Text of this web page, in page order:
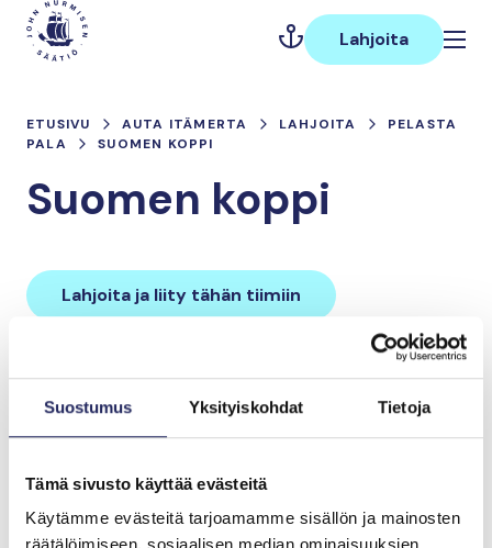
Suostumus Yksityiskohdat Tietoja
Tämä sivusto käyttää evästeitä
Käytämme evästeitä tarjoamamme sisällön ja mainosten
Hyppää
sisältöön
Päävalikko
Lahjoita
ETUSIVU AUTA ITÄMERTA LAHJOITA
PELASTA
PALA
SUOMEN KOPPI
Suomen koppi
Lahjoita ja liity tähän tiimiin
Tiimin lahjoitukset yhteensä:
Tiimille tehdyt